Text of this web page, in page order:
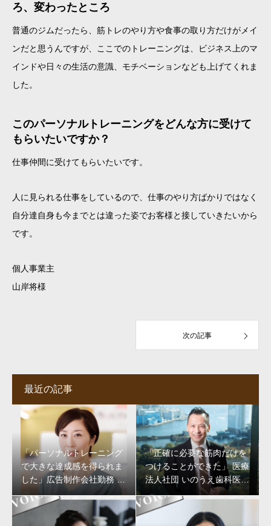
ろ、変わったところ
普通のジムだったら、筋トレのやり方や食事の取り方だけがメイ
ンだと思うんですが、ここでのトレーニングは、ビジネス上のマ
インドや日々の生活の意識、モチベーションなども上げてくれま
した。
このパーソナルトレーニングをどんな方に受けて
もらいたいですか？
仕事仲間に受けてもらいたいです。
人に見られる仕事をしているので、仕事のやり方ばかりではなく
自分達自身も今までとは違った姿でお客様と接していきたいから
です。
個人事業主
山岸将様
次の記事
最近の記事
「パーソナルトレーニング
で大きな達成感を得られま
した」広告制作会社勤務 課
長 戸部敦子様
「正確に必要な筋肉だけを
つけることができた」 医療
法人社団 いのうえ歯科医院
井上裕之様